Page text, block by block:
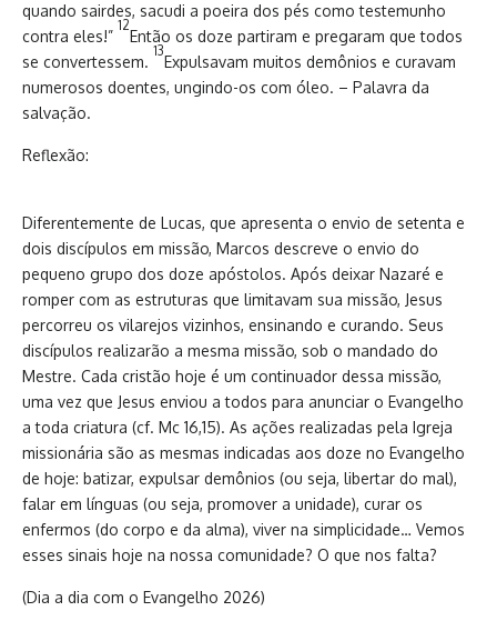
quando sairdes, sacudi a poeira dos pés como testemunho
contra eles!”
12
Então os doze partiram e pregaram que todos
se convertessem.
13
Expulsavam muitos demônios e curavam
numerosos doentes, ungindo-os com óleo. – Palavra da
salvação.
Reflexão:
Diferentemente de Lucas, que apresenta o envio de setenta e
dois discípulos em missão, Marcos descreve o envio do
pequeno grupo dos doze apóstolos. Após deixar Nazaré e
romper com as estruturas que limitavam sua missão, Jesus
percorreu os vilarejos vizinhos, ensinando e curando. Seus
discípulos realizarão a mesma missão, sob o mandado do
Mestre. Cada cristão hoje é um continuador dessa missão,
uma vez que Jesus enviou a todos para anunciar o Evangelho
a toda criatura (cf. Mc 16,15). As ações realizadas pela Igreja
missionária são as mesmas indicadas aos doze no Evangelho
de hoje: batizar, expulsar demônios (ou seja, libertar do mal),
falar em línguas (ou seja, promover a unidade), curar os
enfermos (do corpo e da alma), viver na simplicidade… Vemos
esses sinais hoje na nossa comunidade? O que nos falta?
(Dia a dia com o Evangelho 2026)